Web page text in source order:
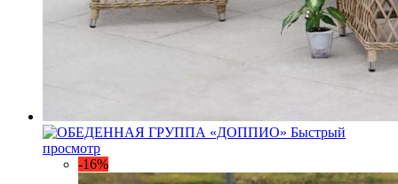
Быстрый
просмотр
-16%